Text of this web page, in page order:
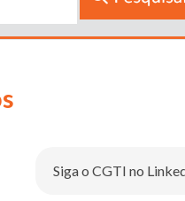
Siga o CGTI no